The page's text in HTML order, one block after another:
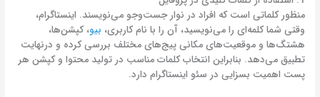
منظور کلماتی است که افراد در نوار جست‌وجو می‌نویسند. اینستاگرام،
وقتی شما کلمه‌ای را می‌نویسید، آن را با نام کاربری، بیو، کپشن‌ها،
هشتگ‌ها و موقعیت‌های مکانی پیج‌های مختلف بررسی کرده و درنهایت
تطبیق می‌دهد. بنابراین انتخاب کلمات مناسب در تولید محتوا و کپشن هر
پست اهمیت بسزایی در سئو اینستاگرام دارد.